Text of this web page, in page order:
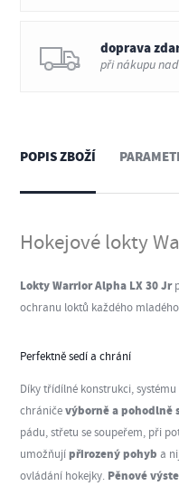
doprava
při nákupu
POPIS ZBOŽÍ
Hokejové lokty
Lokty Warrior Alpha LX 30 Jr
ochranu loktů každého
Perfektně sedí a chrání
Díky třídílné konstrukci,
chráničevýborně a pohodlně
pádu, střetu se soupeřem, při
umožňujípřirozený pohyb a
ovládání hokejky. Pěnové v